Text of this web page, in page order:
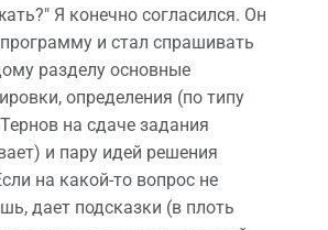
Я конечно согласился. Он
и стал спрашивать
разделу основные
определения (по типу
на сдаче задания
и пару идей решения
на какой-то вопрос не
дает подсказки (в плоть